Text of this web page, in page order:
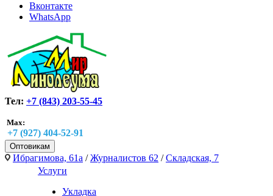
Вконтакте
WhatsApp
Тел: +7 (843) 203-55-45
Max:
+7 (927) 404-52-91
Оптовикам
Ибрагимова, 61а /Журналистов 62 /Складская, 7
Услуги
Укладка